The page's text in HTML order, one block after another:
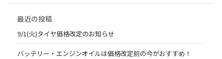
最近の投稿
9/1(火)タイヤ価格改定のお知らせ
バッテリー・エンジンオイルは価格改定前の今がおすすめ！